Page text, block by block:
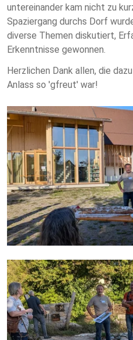
untereinander kam nicht zu
Spaziergang durchs Dorf
diverse Themen diskutiert,
Erkenntnisse gewonnen.
Herzlichen Dank allen, die
Anlass so 'gfreut' war!